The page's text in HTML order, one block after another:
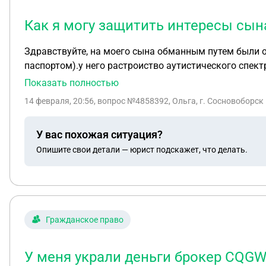
Как я могу защитить интересы
Здравствуйте, на моего сына обманным путем были оформлены в разных банках заявки на получение кредита( забрали сим карту, попросили сделать фото с
паспортом).у него растроиство аутистического спектра, без
выписку из БКИ, узнали, что из всех поданых
бездействуют, не смотря на то, что на очной ставке мошенники признали факт
Показать полностью
14 февраля, 20:56, вопрос №4858392, Ольга, г. Сосновоборск
У вас похожая ситуация?
Опишите свои детали — юрист подскажет, что делать.
Гражданское право
У меня украли деньги брокер